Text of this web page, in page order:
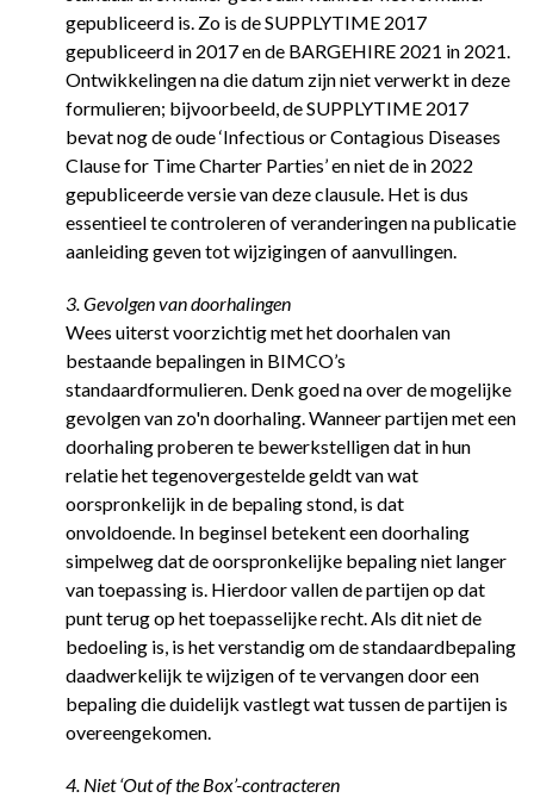
gepubliceerd is. Zo is de SUPPLYTIME 2017
gepubliceerd in 2017 en de BARGEHIRE 2021 in 2021.
Ontwikkelingen na die datum zijn niet verwerkt in deze
formulieren; bijvoorbeeld, de SUPPLYTIME 2017
bevat nog de oude ‘Infectious or Contagious Diseases
Clause for Time Charter Parties’ en niet de in 2022
gepubliceerde versie van deze clausule. Het is dus
essentieel te controleren of veranderingen na publicatie
aanleiding geven tot wijzigingen of aanvullingen.
3. Gevolgen van doorhalingen
Wees uiterst voorzichtig met het doorhalen van
bestaande bepalingen in BIMCO’s
standaardformulieren. Denk goed na over de mogelijke
gevolgen van zo'n doorhaling. Wanneer partijen met een
doorhaling proberen te bewerkstelligen dat in hun
relatie het tegenovergestelde geldt van wat
oorspronkelijk in de bepaling stond, is dat
onvoldoende. In beginsel betekent een doorhaling
simpelweg dat de oorspronkelijke bepaling niet langer
van toepassing is. Hierdoor vallen de partijen op dat
punt terug op het toepasselijke recht. Als dit niet de
bedoeling is, is het verstandig om de standaardbepaling
daadwerkelijk te wijzigen of te vervangen door een
bepaling die duidelijk vastlegt wat tussen de partijen is
overeengekomen.
4. Niet ‘Out of the Box’-contracteren